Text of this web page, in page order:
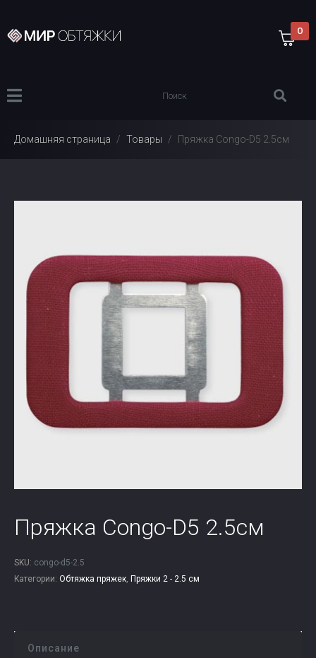
0
Домашняя страница Товары Пряжка Congo-D5 2.5см
Пряжка Congo-D5 2.5см
SKU: congo-d5-2.5
Категории: Обтяжка пряжек, Пряжки 2 - 2.5 см
Описание